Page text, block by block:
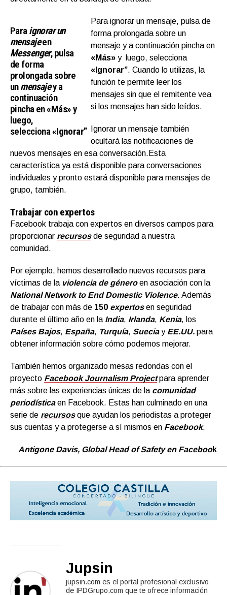
Paraignorar un
mensajeen
Messenger, pulsa
de forma
prolongada sobre
unmensajey a
continuación
pincha en«Más»y
luego,
selecciona«Ignorar”
Para ignorar un mensaje, pulsa de
forma prolongada sobre un
mensaje y a continuación pincha en
«Más» y luego, selecciona
«Ignorar”. Cuando lo utilizas, la
función te permite leer los
mensajes sin que el remitente vea
si los mensajes han sido leídos.
Ignorar un mensaje también
ocultará las notificaciones de
nuevos mensajes en esa conversación.Esta
característica ya está disponible para conversaciones
individuales y pronto estará disponible para mensajes de
grupo, también.
Trabajar con expertos
Facebook trabaja con expertos en diversos campos para
proporcionar recursosde seguridad a nuestra
comunidad.
Por ejemplo, hemos desarrollado nuevos recursos para
víctimas de la violencia de géneroen asociación con la
National Network to End Domestic Violence. Además
de trabajar con más de 150 expertosen seguridad
durante el último año en la India, Irlanda, Kenia, los
Países Bajos, España, Turquía, Sueciay EE.UU. para
obtener información sobre cómo podemos mejorar.
También hemos organizado mesas redondas con el
proyecto Facebook Journalism Projectpara aprender
más sobre las experiencias únicas de la comunidad
periodística en Facebook. Estas han culminado en una
serie de recursosque ayudan los periodistas a proteger
sus cuentas y a protegerse a sí mismos en Facebook.
Antigone Davis, Global Head of Safety en Facebook
Jupsin
jupsin.com es el portal profesional exclusivo
de IPDGrupo.com que te ofrece información